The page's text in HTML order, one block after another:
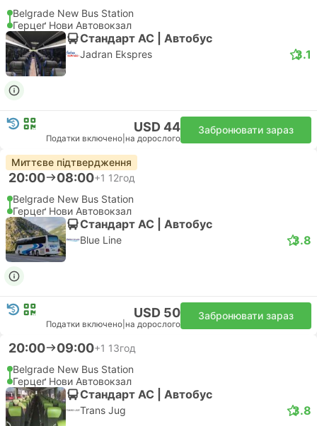
Belgrade New Bus Station
Герцеґ Нови Автовокзал
Стандарт АС | Автобус
Jadran Ekspres 3.1
USD 44
Податки включено на дорослого
Забронювати зараз
Миттєве підтвердження
20:00 08:00+1 12год
Belgrade New Bus Station
Герцеґ Нови Автовокзал
Стандарт АС | Автобус
Blue Line 3.8
USD 50
Податки включено на дорослого
Забронювати зараз
20:00 09:00+1 13год
Belgrade New Bus Station
Герцеґ Нови Автовокзал
Стандарт АС | Автобус
Trans Jug 3.8